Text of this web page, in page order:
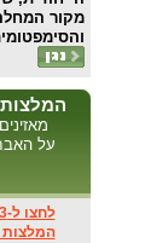
מקור
על
לחצו ל-23
המלצות